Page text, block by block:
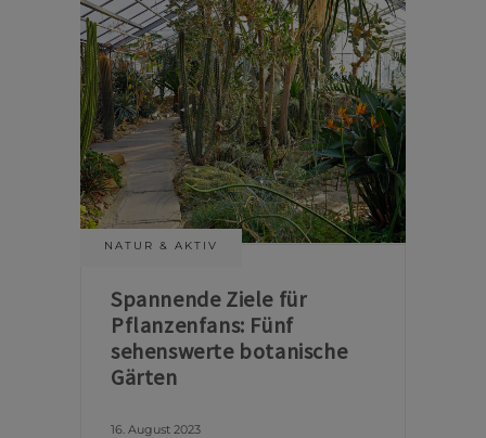
NATUR & AKTIV
Spannende Ziele für
Pflanzenfans: Fünf
sehenswerte botanische
Gärten
16. August 2023